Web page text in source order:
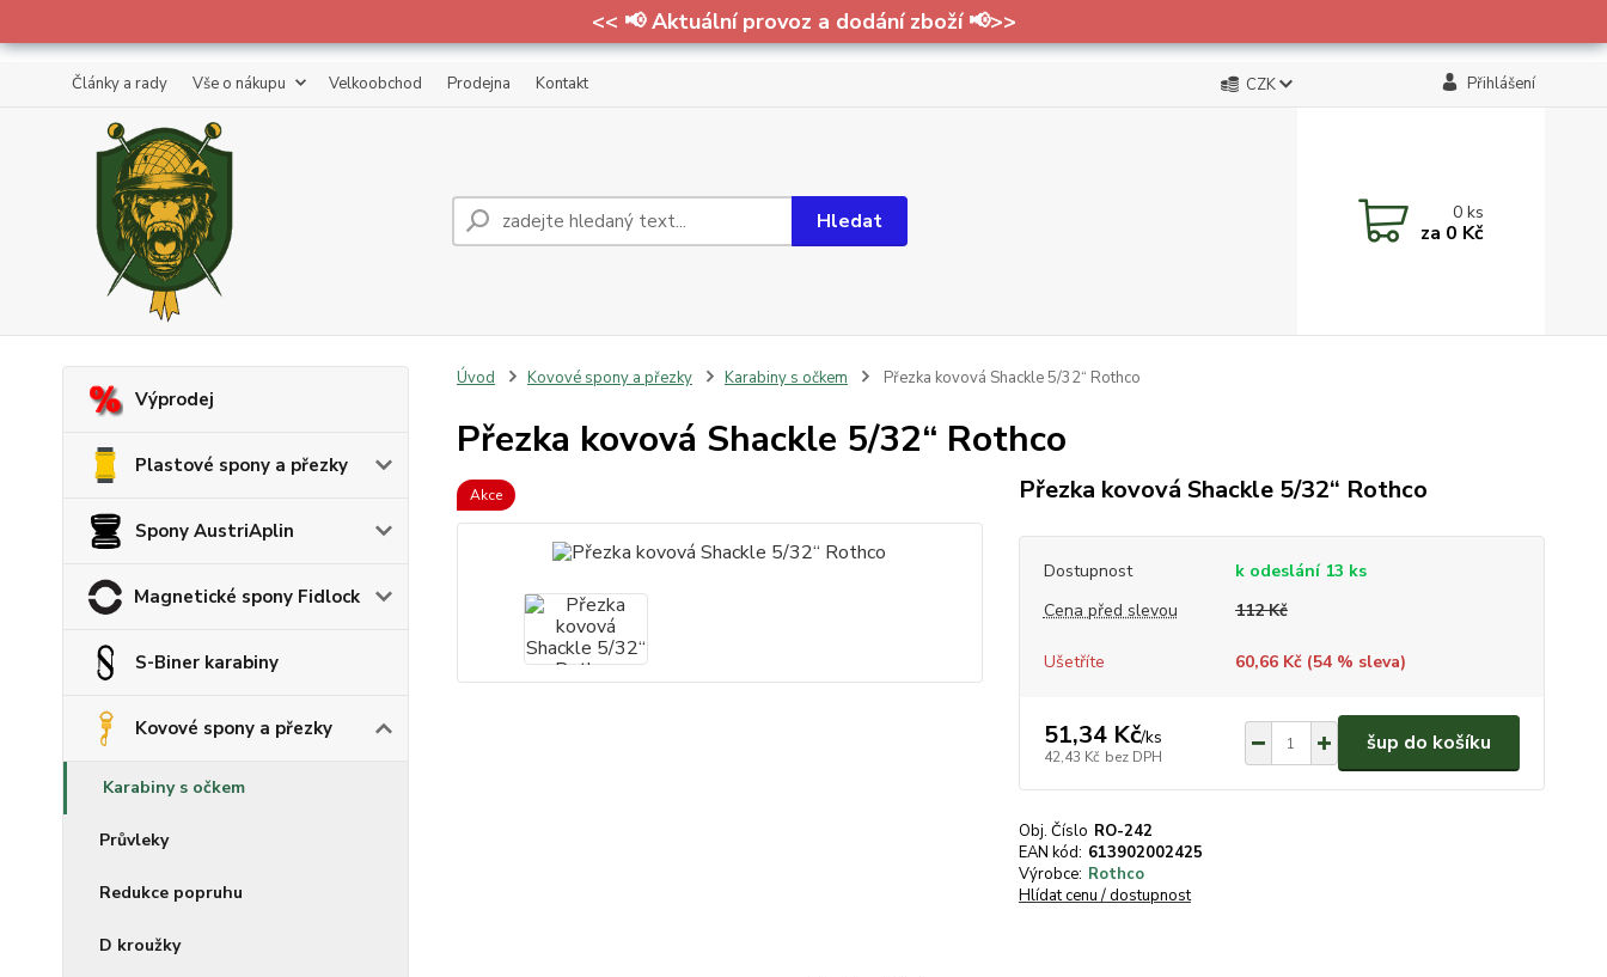
<< 📢 Aktuální provoz a dodání zboží 📢>>
Články a rady Vše o nákupu Velkoobchod Prodejna Kontakt CZK Přihlášení
Hledat 0ks
za 0 Kč
Výprodej
Plastové spony a přezky
Spony AustriAplin
Magnetické spony Fidlock
S-Biner karabiny
Kovové spony a přezky
Karabiny s očkem
Průvleky
Redukce popruhu
D kroužky
Úvod Kovové spony a přezky Karabiny s očkem Přezka kovová Shackle 5/32“ Rothco
Přezka kovová Shackle 5/32“ Rothco
Akce Přezka kovová Shackle 5/32“ Rothco
Dostupnost
k odeslání 13 ks
Cena před slevou
112 Kč
Ušetříte 60,66 Kč (54% sleva)
51,34 Kč/ks
42,43 Kč bez DPH
šup do košíku
Obj. Číslo RO-242
EAN kód: 613902002425
Výrobce: Rothco
Hlídat cenu / dostupnost